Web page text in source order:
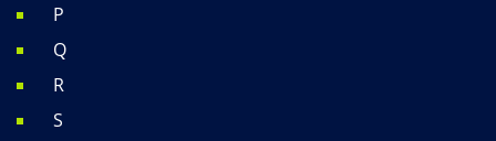
P
Q
R
S